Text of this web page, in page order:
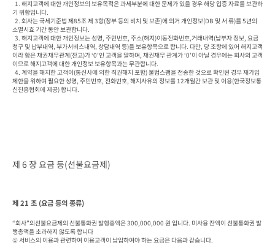
기 위함입니다.
소멸시효 기간 동안 보관합니다.
청구 및 납부내역, 부가서비스내역, 상담내역 등)을 보유항목으로 합니다. 다만, 당 조항에 있어 해지고객
이라 함은 채권채무관계(잔고)가 ‘0’인 고객을 말하며, 채권채무 관계가 ‘0’이 아닐 경우에는 회사의 고객
이므로 해지고객에 대한 개인정보 보유항목과는 무관합니다.
제한을 위하여 필요한 성명, 주민번호, 전화번호, 해지사유의 정보를 12개월간 보관 및 이용(한국정보통
신진흥협회에 제공) 합니다.
제 6 장 요금 등(선불요금제)
제 21 조 (요금 등의 종류)
“회사”의선불요금제의 선불통화권 발행총액은 300,000,000 원 입니다. 미사용 잔액이 선불통화권 발
행총액을 초과하지 않도록 합니다
① 서비스의 이용과 관련하여 이용고객이 납입하여야 하는 요금은 다음과 같습니다.